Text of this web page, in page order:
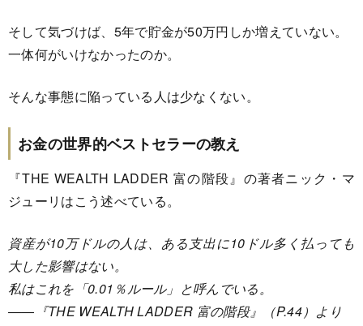
そして気づけば、5年で貯金が50万円しか増えていない。
一体何がいけなかったのか。
そんな事態に陥っている人は少なくない。
お金の世界的ベストセラーの教え
『THE WEALTH LADDER 富の階段』の著者ニック・マ
ジューリはこう述べている。
資産が10万ドルの人は、ある支出に10ドル多く払っても
大した影響はない。
私はこれを「0.01％ルール」と呼んでいる。
――『THE WEALTH LADDER 富の階段』（P.44）より